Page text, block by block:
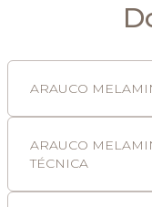
ARAUCO
ARAUCO
TÉCNICA